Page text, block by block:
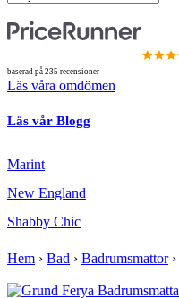
baserad på 235 recensioner
Läs våra omdömen
Läs vår Blogg
Marint
New England
Shabby Chic
Hem › Bad › Badrumsmattor›